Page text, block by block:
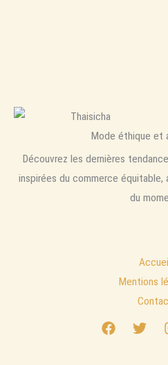
Mode éthique et
Découvrez les dernières
inspirées du commerce équitable,
du
Mentions